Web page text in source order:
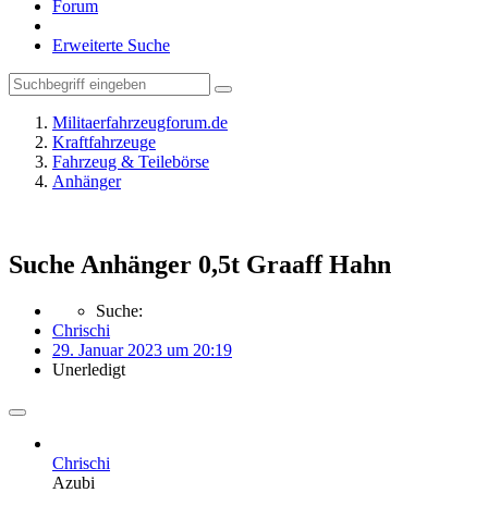
Forum
Erweiterte Suche
Militaerfahrzeugforum.de
Kraftfahrzeuge
Fahrzeug & Teilebörse
Anhänger
Suche Anhänger 0,5t Graaff Hahn
Suche:
Chrischi
29. Januar 2023 um 20:19
Unerledigt
Chrischi
Azubi